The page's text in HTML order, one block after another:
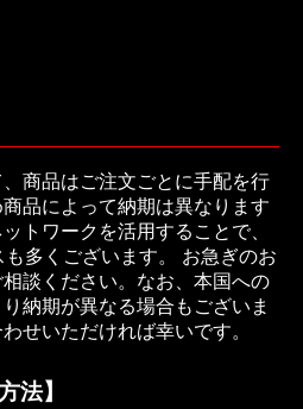
商品はご注文ごとに手配を行
品によって納期は異なります
トワークを活用することで、
多くございます。 お急ぎのお
談ください。なお、本国への
納期が異なる場合もございま
せいただければ幸いです。
法】